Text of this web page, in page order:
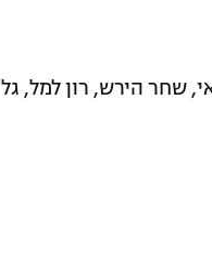
שחר הירש, רון למל, גל